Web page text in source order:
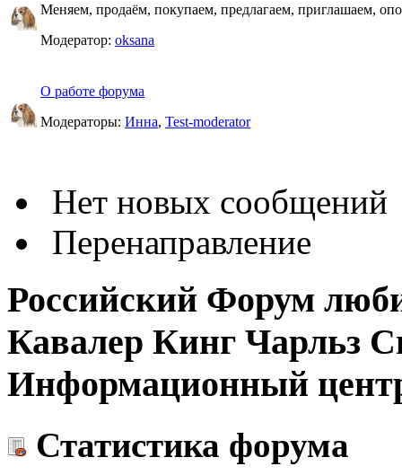
Меняем, продаём, покупаем, предлагаем, приглашаем,
Модератор: oksana
О работе форума
Модераторы: Инна, Test-moderator
Нет новых сообщений
Перенаправление
Российский Форум
Кавалер Кинг Чарльз
Информационный
Статистика форума